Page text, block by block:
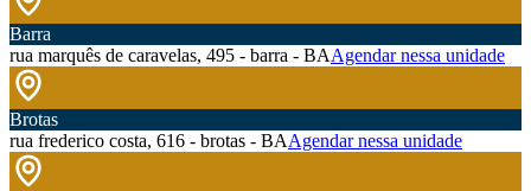
Barra
rua marquês de caravelas, 495 - barra - BAAgendar nessa unidade
Brotas
rua frederico costa, 616 - brotas - BAAgendar nessa unidade